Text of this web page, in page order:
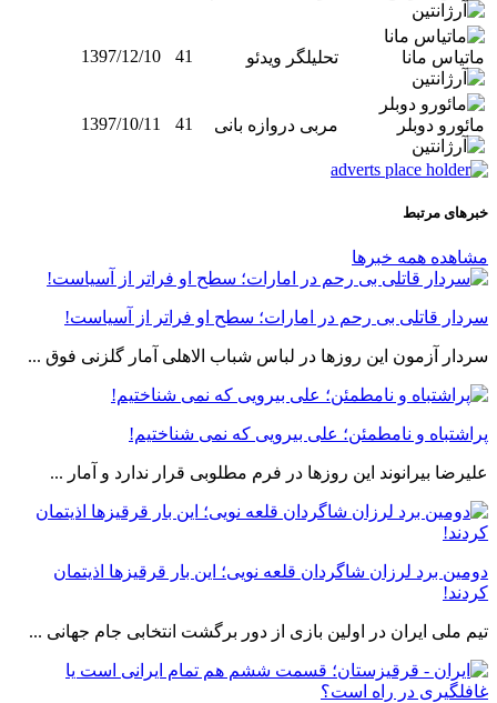
ماتیاس مانا تحلیلگر ویدئو 41
1397/12/10
مائورو دوبلر مربی دروازه بانی 41
1397/10/11
خبرهای مرتبط
مشاهده همه خبرها
سردار قاتلی بی رحم در امارات؛ سطح او فراتر از آسیاست!
سردار آزمون این روزها در لباس شباب الاهلی آمار گلزنی فوق ...
پراشتباه و نامطمئن؛ علی بیرویی که نمی شناختیم!
علیرضا بیرانوند این روزها در فرم مطلوبی قرار ندارد و آمار ...
دومین برد لرزان شاگردان قلعه نویی؛ این بار قرقیزها اذیتمان
کردند!
تیم ملی ایران در اولین بازی از دور برگشت انتخابی جام جهانی ...